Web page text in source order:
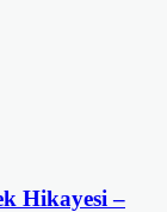
Hikayesi –